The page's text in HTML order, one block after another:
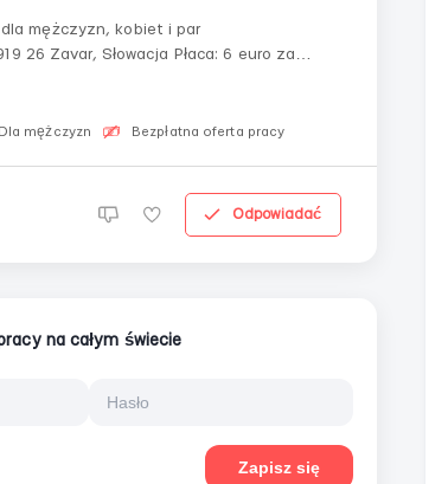
Dla mężczyzn Bezpłatna oferta pracy
Odpowiadać
na całym świecie
Zapisz się